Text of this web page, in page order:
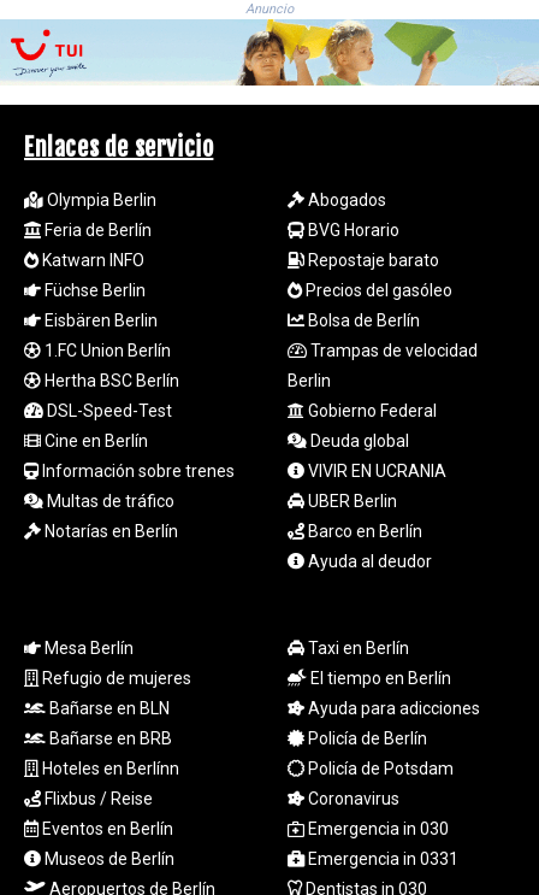
MKD 61.524236
MMK
2427.596601
MVR 17.862733
MWK
1998.775164
MXN 19.811945
MYR 4.728715
MZN 73.882892
NAD 18.726567
NGN
1577.963717
NIO 42.419473
NOK 10.99759
NPR 175.501819
NZD 1.961547
OMR 0.442445
PAB 1.152686
PHP 70.183258
PKR 320.014324
PLN 4.299905
PYG
6853.914834
QAR 4.213648
RSD 117.338542
RUB 94.679224
Anuncio
Enlaces de servicio
Olympia Berlin
Feria de Berlín
Katwarn INFO
Füchse Berlin
Eisbären Berlin
1.FC Union Berlín
Hertha BSC Berlín
DSL-Speed-Test
Cine en Berlín
Información sobre trenes
Multas de tráfico
Notarías en Berlín
Abogados
BVG Horario
Repostaje barato
Precios del gasóleo
Bolsa de Berlín
Trampas de velocidad
Berlin
Gobierno Federal
Deuda global
VIVIR EN UCRANIA
UBER Berlin
Barco en Berlín
Ayuda al deudor
Mesa Berlín
Refugio de mujeres
Bañarse en BLN
Bañarse en BRB
Hoteles en Berlínn
Flixbus / Reise
Eventos en Berlín
Museos de Berlín
Aeropuertos de Berlín
Taxi en Berlín
El tiempo en Berlín
Ayuda para adicciones
Policía de Berlín
Policía de Potsdam
Coronavirus
Emergencia in 030
Emergencia in 0331
Dentistas in 030